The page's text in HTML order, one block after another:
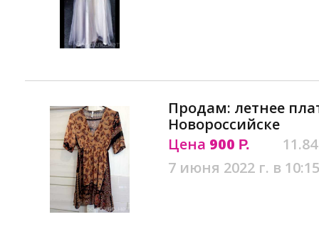
Продам: летнее
Новороссийске
Цена 900 Р.
7 июня 2022 г. в 10:15